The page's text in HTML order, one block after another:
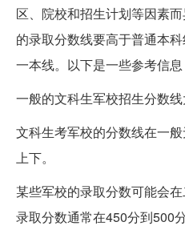
区、院校和招生计划等因素
的录取分数线要高于普通本
一本线。以下是一些参考信息
一般的文科生军校招生分数线
文科生考军校的分数线在一
上下。
某些军校的录取分数可能会
录取分数通常在450分到500分